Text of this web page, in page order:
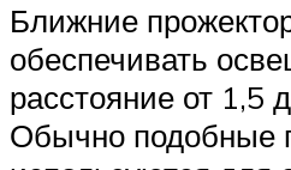
Ближние
обеспечивать
расстояние от 1,5
Обычно подобные